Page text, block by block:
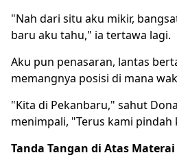
"Nah dari situ aku mikir,
baru aku tahu," ia tertawa lagi.
Aku pun penasaran, lantas
memangnya posisi di mana
"Kita di Pekanbaru," sahut
menimpali, "Terus kami pindah
Tanda Tangan di Atas